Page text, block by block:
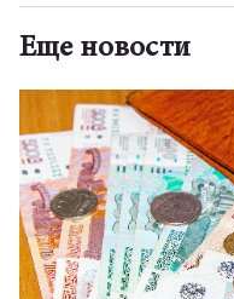
Еще новости